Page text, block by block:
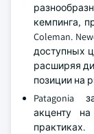
кемпинга,
Coleman.
доступных
расширяя
позиции на
Patagonia
акценту